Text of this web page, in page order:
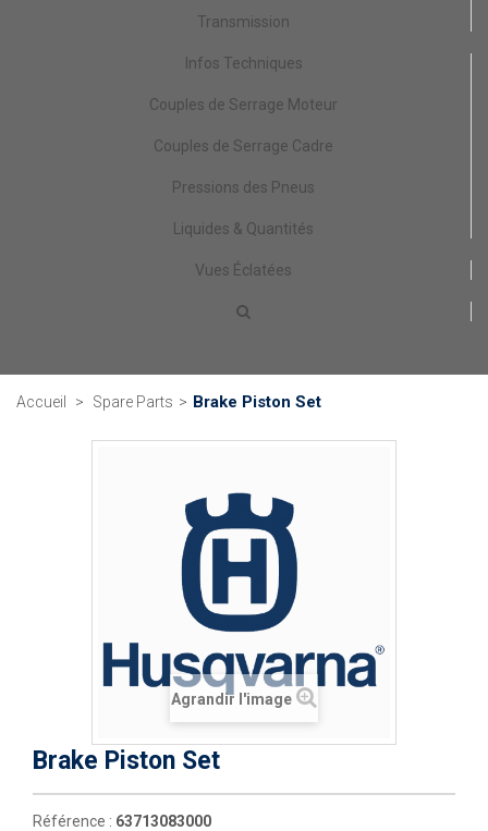
Transmission
Infos Techniques
Couples de Serrage Moteur
Couples de Serrage Cadre
Pressions des Pneus
Liquides & Quantités
Vues Éclatées
Accueil > Spare Parts > Brake Piston Set
Agrandir l'image
Brake Piston Set
Référence : 63713083000